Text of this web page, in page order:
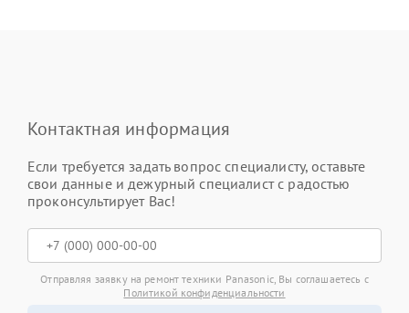
Контактная информация
Если требуется задать вопрос специалисту, оставьте
свои данные и дежурный специалист с радостью
проконсультирует Вас!
Отправляя заявку на ремонт техники Panasonic, Вы соглашаетесь с
Политикой конфиденциальности